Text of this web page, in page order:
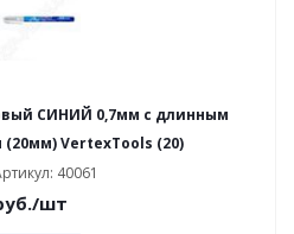
СИНИЙ 0,7мм с длинным
VertexTools (20)
40061
/шт